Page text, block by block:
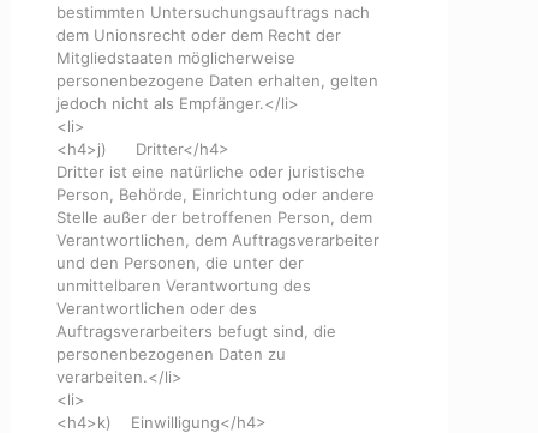
bestimmten Untersuchungsauftrags nach
dem Unionsrecht oder dem Recht der
Mitgliedstaaten möglicherweise
personenbezogene Daten erhalten, gelten
jedoch nicht als Empfänger.</li>
<li>
<h4>j) Dritter</h4>
Dritter ist eine natürliche oder juristische
Person, Behörde, Einrichtung oder andere
Stelle außer der betroffenen Person, dem
Verantwortlichen, dem Auftragsverarbeiter
und den Personen, die unter der
unmittelbaren Verantwortung des
Verantwortlichen oder des
Auftragsverarbeiters befugt sind, die
personenbezogenen Daten zu
verarbeiten.</li>
<li>
<h4>k) Einwilligung</h4>